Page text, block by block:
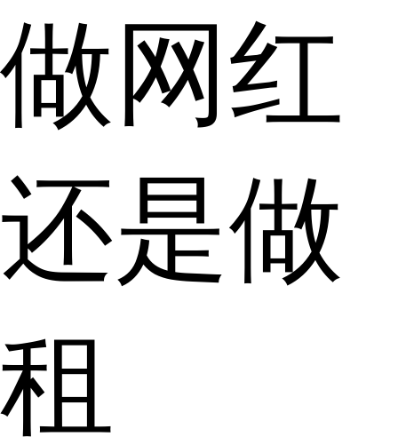
做网红
还是做
租